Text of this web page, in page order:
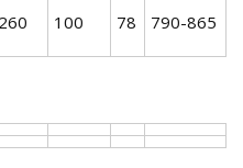
100 78 790-865